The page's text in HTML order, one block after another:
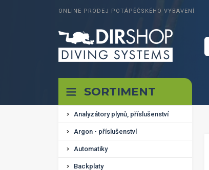
ONLINE PRODEJ POTÁPĚČSKÉHO VYBAVENÍ
SORTIMENT
Analyzátory plynů, příslušenství
Argon - příslušenství
Automatiky
Backplaty